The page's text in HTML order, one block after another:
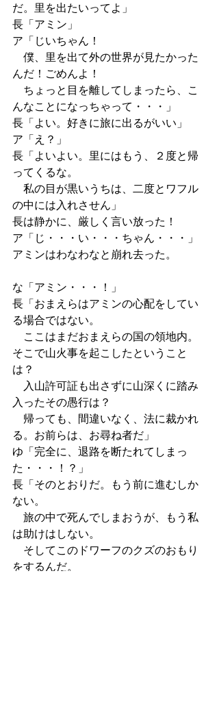
だ。里を出たいってよ」
長「アミン」
ア「じいちゃん！
僕、里を出て外の世界が見たかった
んだ！ごめんよ！
ちょっと目を離してしまったら、こ
んなことになっちゃって・・・」
長「よい。好きに旅に出るがいい」
ア「え？」
長「よいよい。里にはもう、２度と帰
ってくるな。
私の目が黒いうちは、二度とワフル
の中には入れさせん」
長は静かに、厳しく言い放った！
ア「じ・・・い・・・ちゃん・・・」
アミンはわなわなと崩れ去った。
な「アミン・・・！」
長「おまえらはアミンの心配をしてい
る場合ではない。
ここはまだおまえらの国の領地内。
そこで山火事を起こしたということ
は？
入山許可証も出さずに山深くに踏み
入ったその愚行は？
帰っても、間違いなく、法に裁かれ
る。お前らは、お尋ね者だ」
ゆ「完全に、退路を断たれてしまっ
た・・・！？」
長「そのとおりだ。もう前に進むしか
ない。
旅の中で死んでしまおうが、もう私
は助けはしない。
そしてこのドワーフのクズのおもり
をするんだ。